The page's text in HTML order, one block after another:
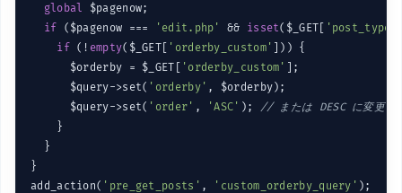
global $pagenow;
if ($pagenow === 'edit.php' && isset($_GET[ 'post_type'
if (! empty($_GET[ 'orderby_custom' ])) {
      $orderby = $_GET[
'orderby_custom' ];
      $query->set(
'orderby' , $orderby);
      $query->set(
'order' , 'ASC' ); // または DESC に変更可
    }
  }
}
add_action( 'pre_get_posts' , 'custom_orderby_query'